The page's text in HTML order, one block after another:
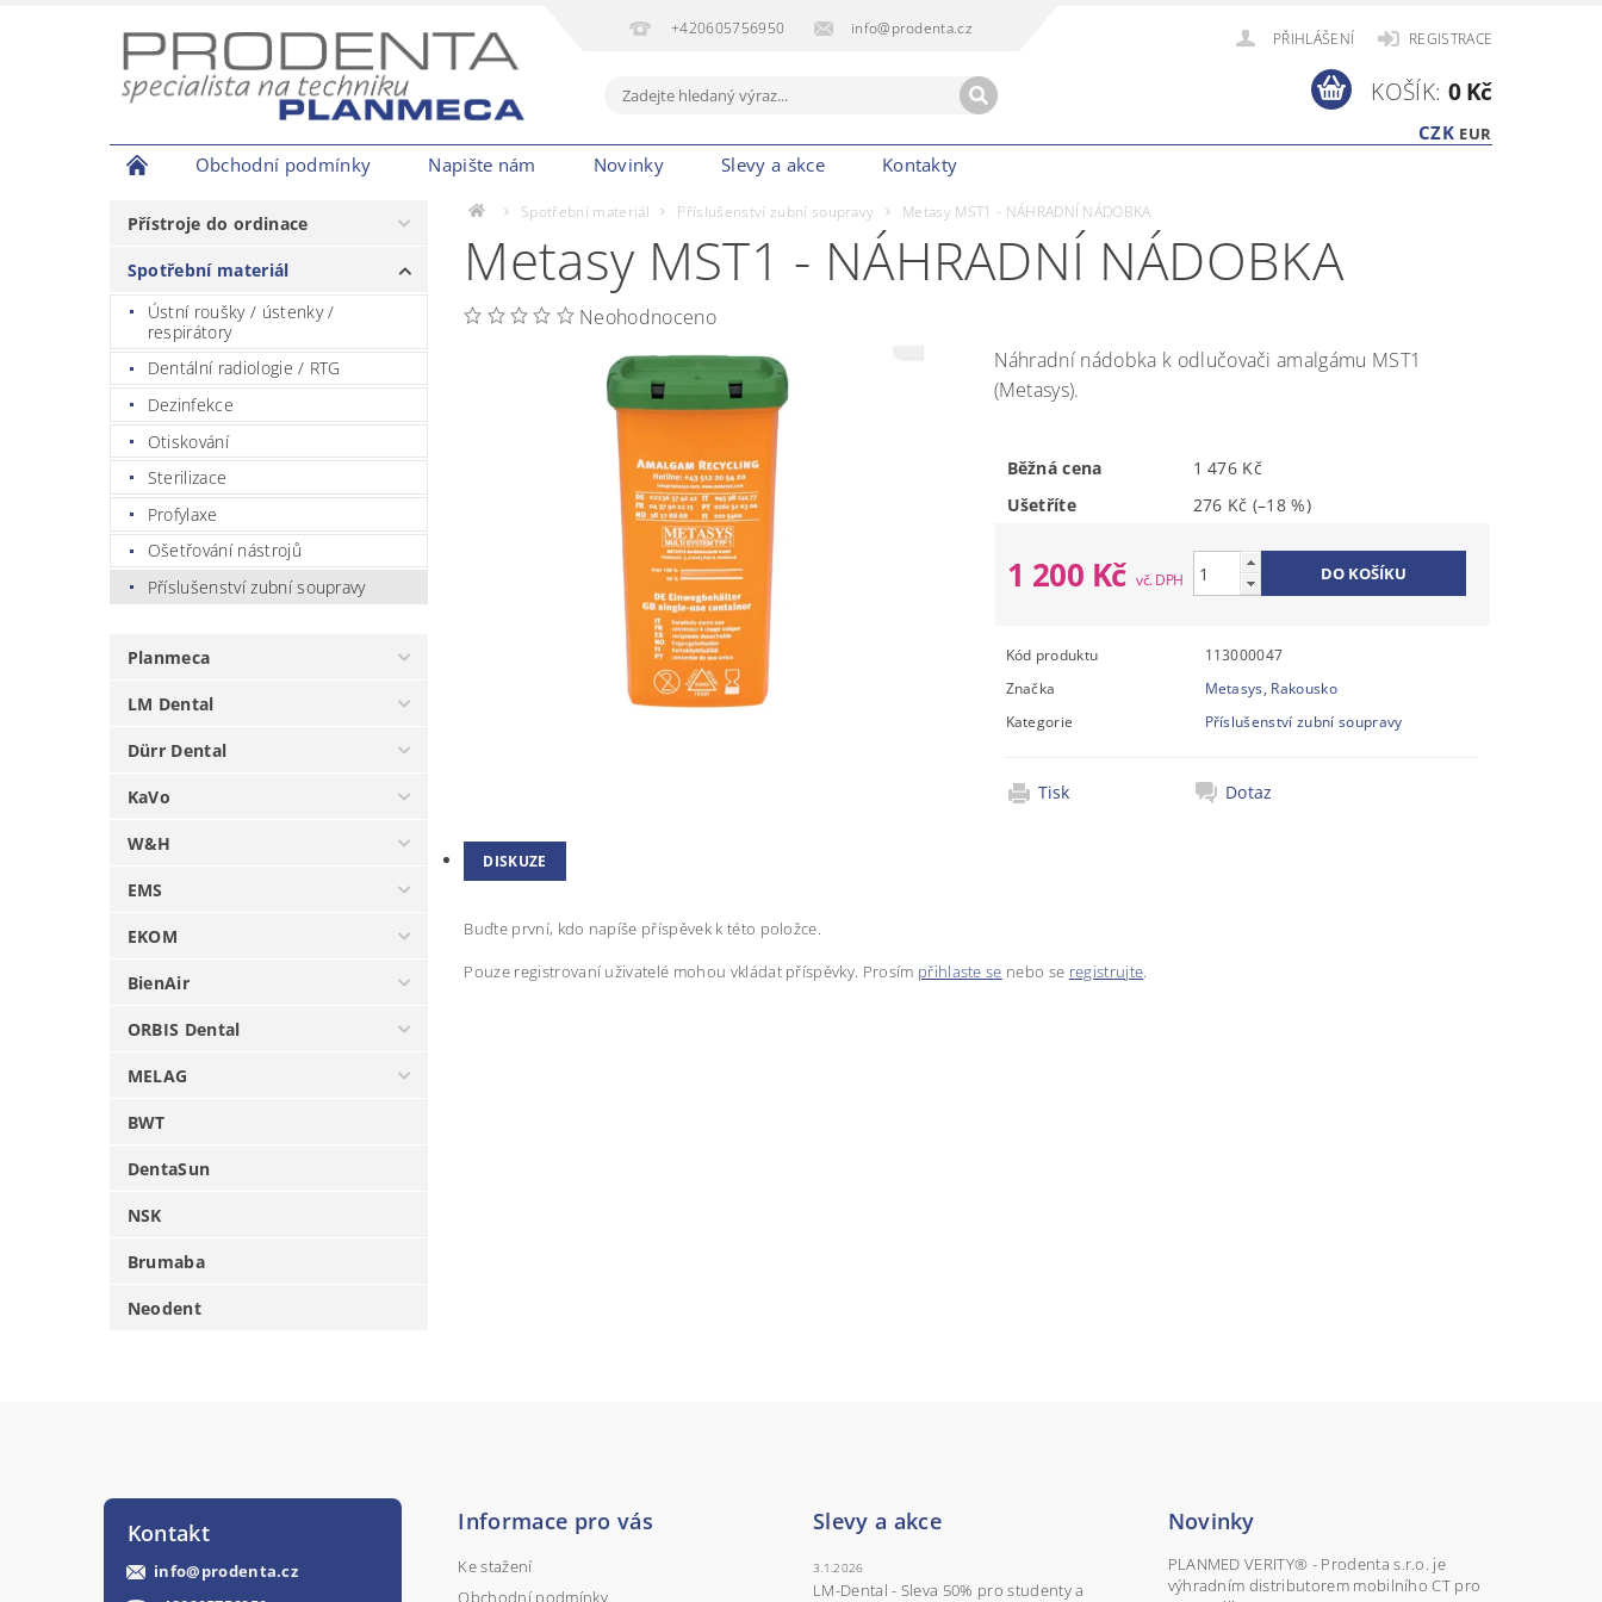
+420605756950 info@prodenta.cz
PŘIHLÁŠENÍ REGISTRACE
CZK EUR
KOŠÍK: 0 Kč
Obchodní podmínky Napište nám Novinky Slevy a akce Kontakty
Přístroje do ordinace
Spotřební materiál
Ústní roušky / ústenky /
respirátory
Dentální radiologie / RTG
Dezinfekce
Otiskování
Sterilizace
Profylaxe
Ošetřování nástrojů
Příslušenství zubní soupravy
Planmeca
LM Dental
Dürr Dental
KaVo
W&H
EMS
EKOM
BienAir
ORBIS Dental
MELAG
BWT
DentaSun
NSK
Brumaba
Neodent
Spotřební materiál Příslušenství zubní soupravy Metasy MST1 - NÁHRADNÍ NÁDOBKA
Metasy MST1 - NÁHRADNÍ NÁDOBKA
Neohodnoceno
Náhradní nádobka k odlučovači amalgámu MST1
(Metasys).
Běžná cena
1 476 Kč
Ušetříte
276 Kč (–18 %)
1 200 Kč
Kód produktu
113000047
Značka
Metasys, Rakousko
Kategorie
Příslušenství zubní soupravy
Tisk Dotaz
DISKUZE
Buďte první, kdo napíše příspěvek k této položce.
Pouze registrovaní uživatelé mohou vkládat příspěvky. Prosím přihlaste se nebo se registrujte.
Kontakt
info@prodenta.cz
Informace pro vás
Ke stažení
Obchodní podmínky
Slevy a akce
3.1.2026
LM-Dental - Sleva 50% pro studenty a
Novinky
PLANMED VERITY® - Prodenta s.r.o. je
výhradním distributorem mobilního CT pro